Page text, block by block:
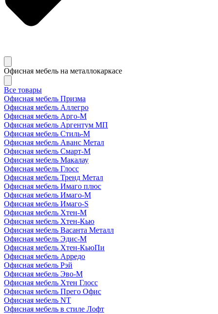
Офисная мебель на металлокаркасе
Все товары
Офисная мебель Призма
Офисная мебель Аллегро
Офисная мебель Арго-М
Офисная мебель Аргентум МП
Офисная мебель Стиль-М
Офисная мебель Аванс Метал
Офисная мебель Смарт-М
Офисная мебель Макалау
Офисная мебель Глосс
Офисная мебель Тренд Метал
Офисная мебель Имаго плюс
Офисная мебель Имаго-М
Офисная мебель Имаго-S
Офисная мебель Хтен-M
Офисная мебель Хтен-Кью
Офисная мебель Васанта Металл
Офисная мебель Эдис-M
Офисная мебель Хтен-КьюПи
Офисная мебель Арредо
Офисная мебель Рэй
Офисная мебель Эво-M
Офисная мебель Хтен Глосс
Офисная мебель Прего Офис
Офисная мебель NT
Офисная мебель в стиле Лофт